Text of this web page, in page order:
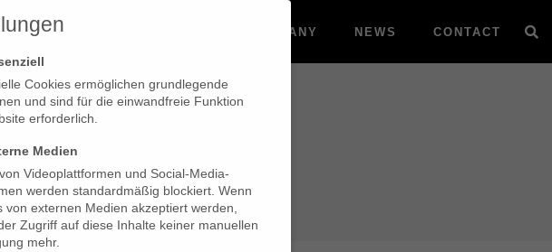
PRODUCTIONS COMPANY NEWS CONTACT
Cookies ermöglichen grundlegende
und sind für die einwandfreie Funktion
erforderlich.
Medien
Videoplattformen und Social-Media-
werden standardmäßig blockiert. Wenn
von externen Medien akzeptiert werden,
Zugriff auf diese Inhalte keiner manuellen
mehr.